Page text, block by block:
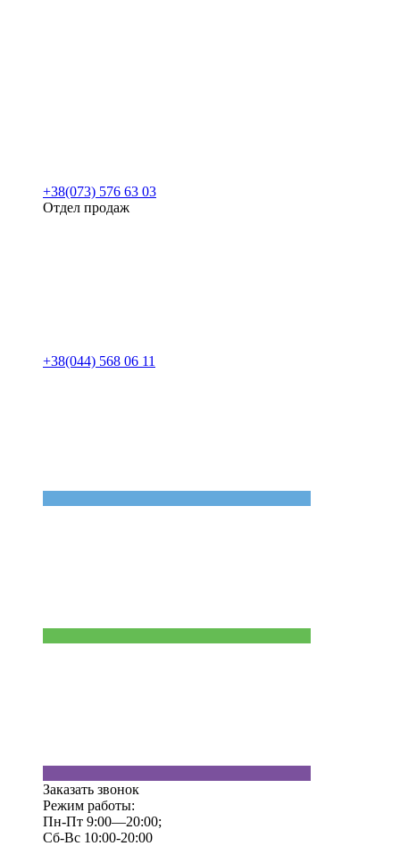
+38(073) 576 63 03
Отдел продаж
+38(044) 568 06 11
Заказать звонок
Режим работы:
Пн-Пт 9:00—20:00;
Сб-Вс 10:00-20:00